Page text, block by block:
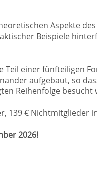
Aspekte
Beispiele
Teil einer fünfteiligen
aufgebaut, so
Reihenfolge besucht
139 € Nichtmitglieder
2026!